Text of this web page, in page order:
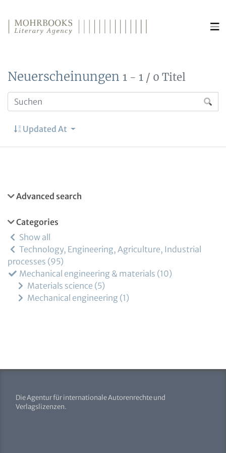
Neuerscheinungen 1 - 1 / 0 Titel
Updated At
Advanced search
Categories
Show all
Technology, Engineering, Agriculture, Industrial
processes 95
Mechanical engineering & materials 10
Materials science 5
Mechanical engineering 1
Die Agentur für internationale Autorenrechte und
Verlagslizenzen.